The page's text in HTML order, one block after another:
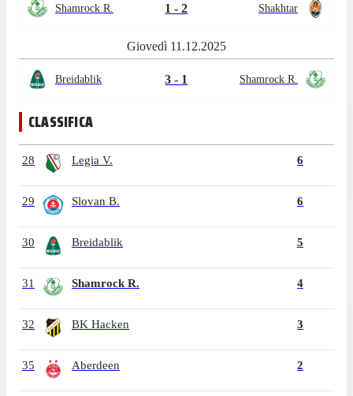
Shamrock R. 1 - 2 Shakhtar
Giovedì 11.12.2025
Breidablik 3 - 1 Shamrock R.
CLASSIFICA
28 Legia V. 6
29 Slovan B. 6
30 Breidablik 5
31 Shamrock R. 4
32 BK Hacken 3
35 Aberdeen 2